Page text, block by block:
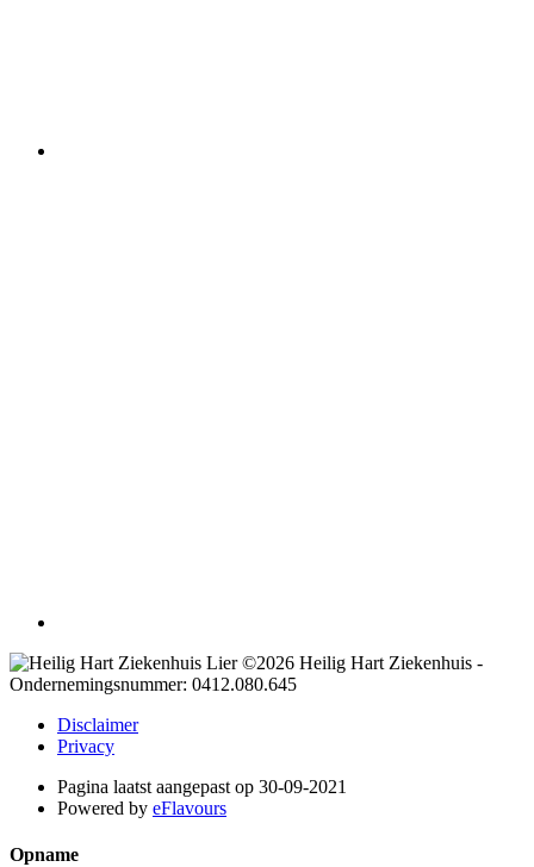
©2026 Heilig Hart Ziekenhuis -
Ondernemingsnummer: 0412.080.645
Disclaimer
Privacy
Pagina laatst aangepast op 30-09-2021
Powered by eFlavours
Opname